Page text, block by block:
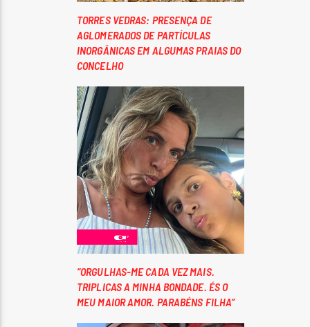
TORRES VEDRAS: PRESENÇA DE
AGLOMERADOS DE PARTÍCULAS
INORGÂNICAS EM ALGUMAS PRAIAS DO
CONCELHO
“ORGULHAS-ME CADA VEZ MAIS.
TRIPLICAS A MINHA BONDADE. ÉS O
MEU MAIOR AMOR. PARABÉNS FILHA”